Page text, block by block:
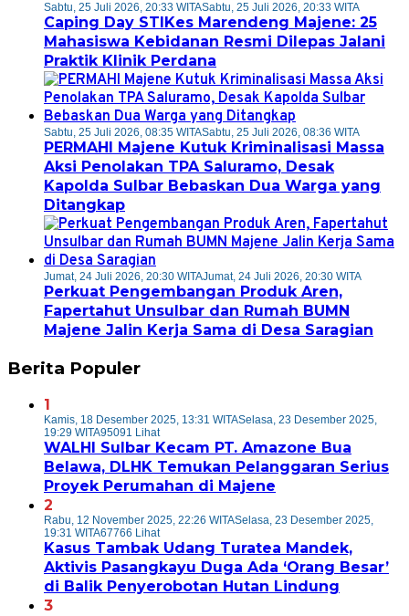
Sabtu, 25 Juli 2026, 20:33 WITASabtu, 25 Juli 2026, 20:33 WITA
Caping Day STIKes Marendeng Majene: 25
Mahasiswa Kebidanan Resmi Dilepas Jalani
Praktik Klinik Perdana
Sabtu, 25 Juli 2026, 08:35 WITASabtu, 25 Juli 2026, 08:36 WITA
PERMAHI Majene Kutuk Kriminalisasi Massa
Aksi Penolakan TPA Saluramo, Desak
Kapolda Sulbar Bebaskan Dua Warga yang
Ditangkap
Jumat, 24 Juli 2026, 20:30 WITAJumat, 24 Juli 2026, 20:30 WITA
Perkuat Pengembangan Produk Aren,
Fapertahut Unsulbar dan Rumah BUMN
Majene Jalin Kerja Sama di Desa Saragian
Berita Populer
1
Kamis, 18 Desember 2025, 13:31 WITASelasa, 23 Desember 2025,
19:29 WITA95091 Lihat
WALHI Sulbar Kecam PT. Amazone Bua
Belawa, DLHK Temukan Pelanggaran Serius
Proyek Perumahan di Majene
2
Rabu, 12 November 2025, 22:26 WITASelasa, 23 Desember 2025,
19:31 WITA67766 Lihat
Kasus Tambak Udang Turatea Mandek,
Aktivis Pasangkayu Duga Ada ‘Orang Besar’
di Balik Penyerobotan Hutan Lindung
3